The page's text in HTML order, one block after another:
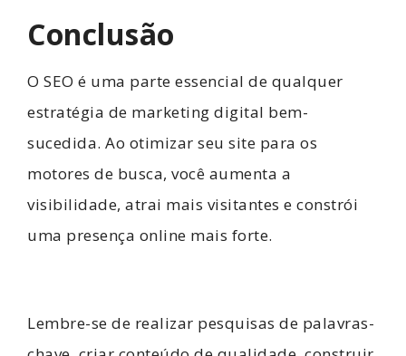
Conclusão
O SEO é uma parte essencial de qualquer
estratégia de marketing digital bem-
sucedida. Ao otimizar seu site para os
motores de busca, você aumenta a
visibilidade, atrai mais visitantes e constrói
uma presença online mais forte.
Lembre-se de realizar pesquisas de palavras-